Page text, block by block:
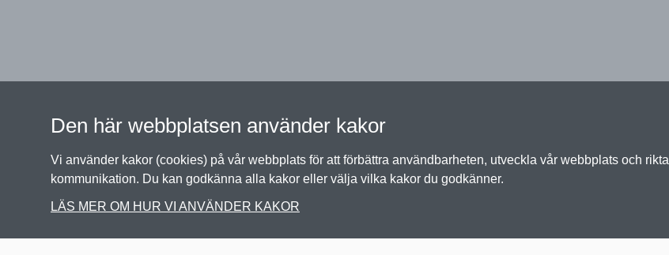
Den här webbplatsen använder kakor
Vi använder kakor (cookies) på vår webbplats för att förbättra användbarheten, utveckla vår webbplats och rikta
kommunikation. Du kan godkänna alla kakor eller välja vilka kakor du godkänner.
LÄS MER OM HUR VI ANVÄNDER KAKOR